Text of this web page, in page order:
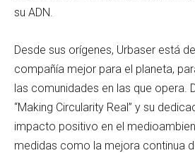
su ADN.
Desde sus orígenes, Urbaser está
compañía mejor para el planeta,
las comunidades en las que opera.
“Making Circularity Real” y su
impacto positivo en el
medidas como la mejora continua